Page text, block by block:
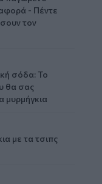
- Πέντε
τον
σόδα: Το
θα σας
μυρμήγκια
με τα τσιπς